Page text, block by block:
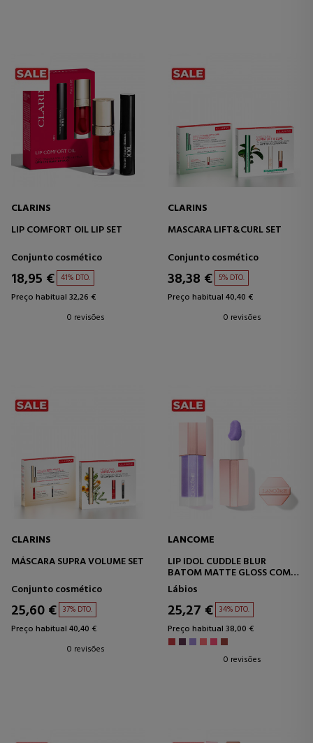
CLARINS
LIP COMFORT OIL LIP SET
Conjunto cosmético
18,95 € 41% DTO.
Preço habitual 32,26 €
0 revisões
CLARINS
MASCARA LIFT&CURL SET
Conjunto cosmético
38,38 € 5% DTO.
Preço habitual 40,40 €
0 revisões
CLARINS
MÁSCARA SUPRA VOLUME SET
Conjunto cosmético
25,60 € 37% DTO.
Preço habitual 40,40 €
0 revisões
LANCOME
LIP IDOL CUDDLE BLUR
BATOM MATTE GLOSS COM
EFEITO SEGUNDA PELE
Lábios
25,27 € 34% DTO.
Preço habitual 38,00 €
0 revisões